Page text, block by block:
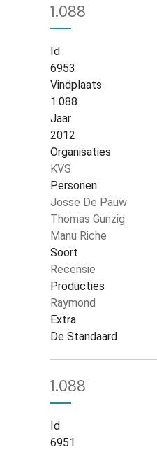
1.088
Id
6953
Vindplaats
1.088
Jaar
2012
Organisaties
KVS
Personen
Josse De Pauw
Thomas Gunzig
Manu Riche
Soort
Recensie
Producties
Raymond
Extra
De Standaard
1.088
Id
6951